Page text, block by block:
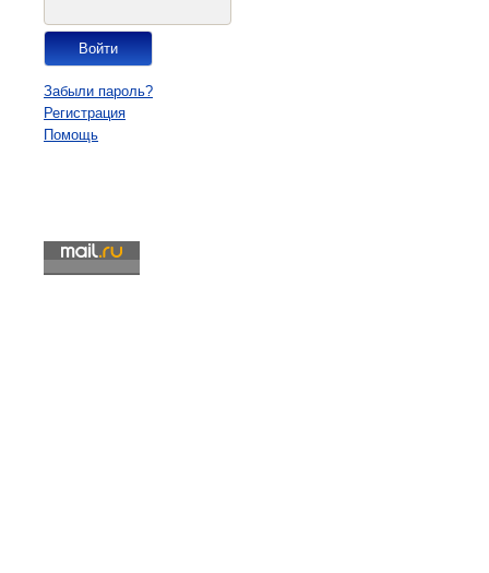
Забыли пароль?
Регистрация
Помощь